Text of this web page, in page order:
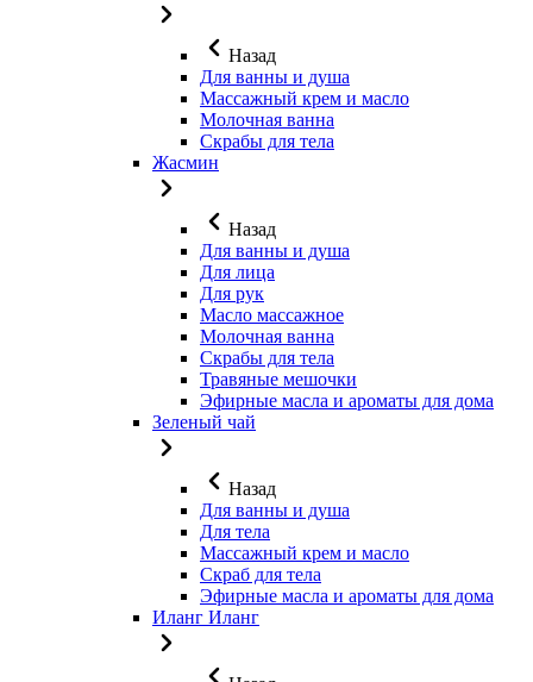
Назад
Для ванны и душа
Массажный крем и масло
Молочная ванна
Скрабы для тела
Жасмин
Назад
Для ванны и душа
Для лица
Для рук
Масло массажное
Молочная ванна
Скрабы для тела
Травяные мешочки
Эфирные масла и ароматы для дома
Зеленый чай
Назад
Для ванны и душа
Для тела
Массажный крем и масло
Скраб для тела
Эфирные масла и ароматы для дома
Иланг Иланг